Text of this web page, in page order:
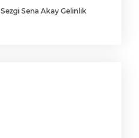
Sezgi Sena Akay Gelinlik